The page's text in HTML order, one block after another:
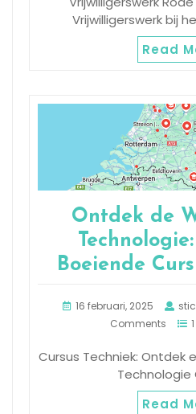
Vrijwilligerswerk bij
Read
Ontdek de
Boeiende
16 februari, 2025
Comments
Cursus Techniek: Ontdek
Technologie
Read